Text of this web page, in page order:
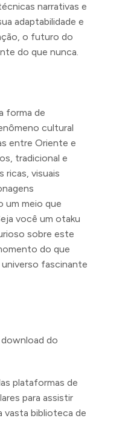
narrativas e
adaptabilidade e
o futuro do
do que nunca.
forma de
cultural
entre Oriente e
tradicional e
ricas, visuais
um meio que
você um otaku
sobre este
do que
universo fascinante
do
plataformas de
para assistir
vasta biblioteca de